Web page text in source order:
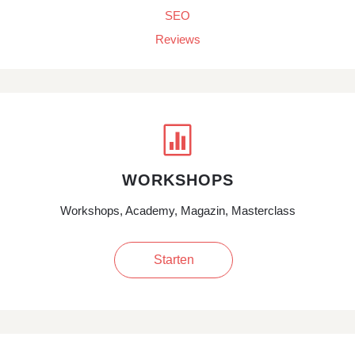
SEO
Reviews

WORKSHOPS
Workshops, Academy, Magazin, Masterclass
Starten